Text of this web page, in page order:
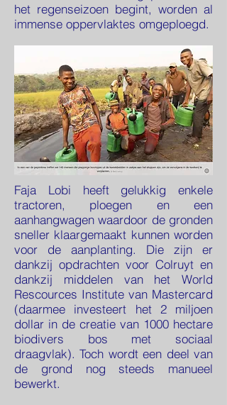
het regenseizoen begint, worden al
immense oppervlaktes omgeploegd.
Faja Lobi heeft gelukkig enkele
tractoren, ploegen en een
aanhangwagen waardoor de gronden
sneller klaargemaakt kunnen worden
voor de aanplanting. Die zijn er
dankzij opdrachten voor Colruyt en
dankzij middelen van het World
Rescources Institute van Mastercard
(daarmee investeert het 2 miljoen
dollar in de creatie van 1000 hectare
biodivers bos met sociaal
draagvlak). Toch wordt een deel van
de grond nog steeds manueel
bewerkt.